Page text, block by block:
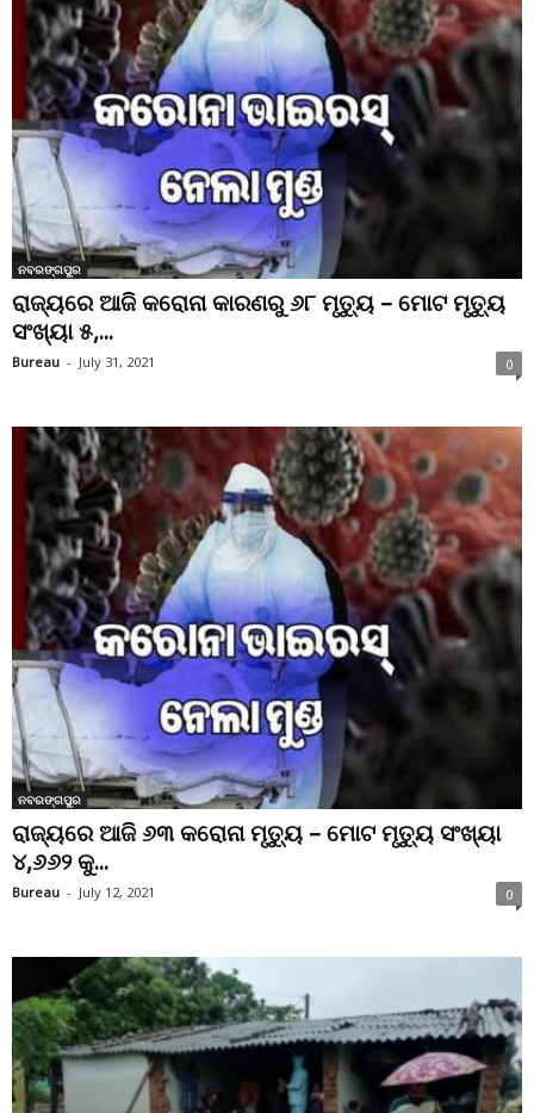
ନବରଙ୍ଗପୁର
ରାଜ୍ୟରେ ଆଜି କରୋନା କାରଣରୁ ୬୮ ମୃତ୍ୟୁ – ମୋଟ ମୃତ୍ୟୁ
ସଂଖ୍ୟା ୫,...
Bureau - July 31, 2021 0
ନବରଙ୍ଗପୁର
ରାଜ୍ୟରେ ଆଜି ୬୩ କରୋନା ମୃତ୍ୟୁ – ମୋଟ ମୃତ୍ୟୁ ସଂଖ୍ୟା
୪,୬୬୨ କୁ...
Bureau - July 12, 2021 0